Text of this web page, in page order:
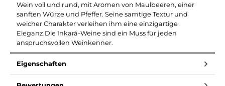
Wein voll und rund, mit Aromen von Maulbeeren, einer
sanften Würze und Pfeffer. Seine samtige Textur und
weicher Charakter verleihen ihm eine einzigartige
Eleganz.Die Inkará-Weine sind ein Muss für jeden
anspruchsvollen Weinkenner.
Eigenschaften